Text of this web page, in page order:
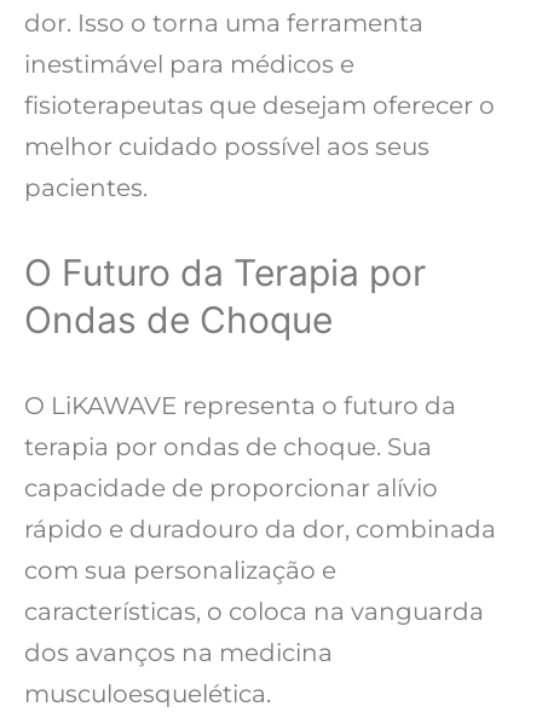
dor. Isso o torna uma ferramenta
inestimável para médicos e
fisioterapeutas que desejam oferecer o
melhor cuidado possível aos seus
pacientes.
O Futuro da Terapia por
Ondas de Choque
O LiKAWAVE representa o futuro da
terapia por ondas de choque. Sua
capacidade de proporcionar alívio
rápido e duradouro da dor, combinada
com sua personalização e
características, o coloca na vanguarda
dos avanços na medicina
musculoesquelética.